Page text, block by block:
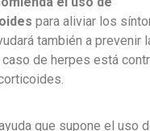
para aliviar los
también a prevenir
caso de herpes está
que supone el uso